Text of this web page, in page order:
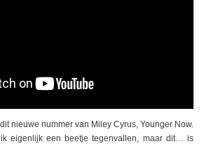
nieuwe nummer van Miley Cyrus, Younger Now.
eigenlijk een beetje tegenvallen, maar dit… is